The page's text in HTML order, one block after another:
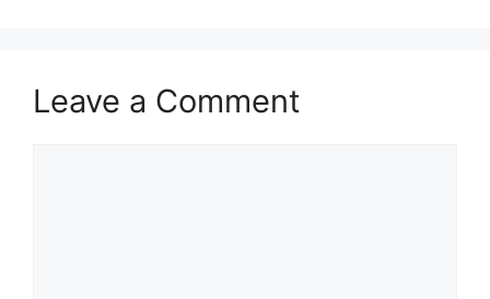
Leave a Comment